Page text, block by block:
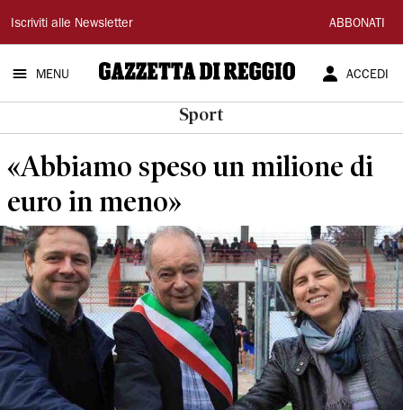
Gazzetta
di
Reggio
Iscriviti alle Newsletter ABBONATI
MENU ACCEDI
Sport
«Abbiamo speso un milione di
euro in meno»